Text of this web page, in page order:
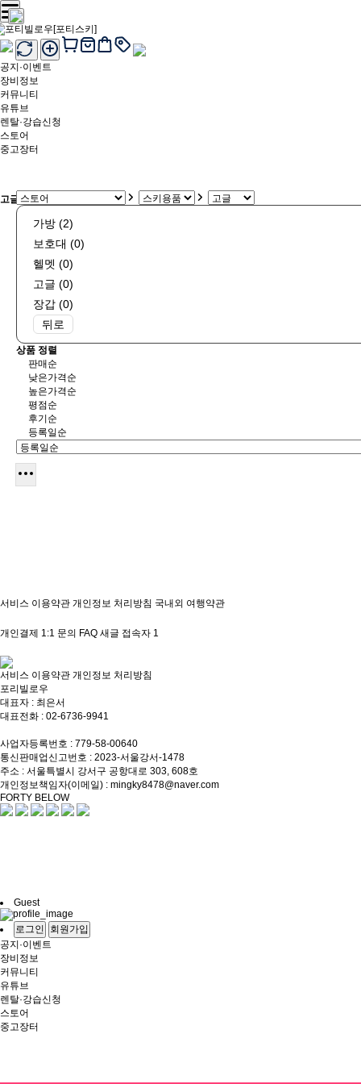
공지·이벤트
장비정보
커뮤니티
유튜브
렌탈·강습신청
스토어
중고장터
고글 상품리스트
가방 (2)
보호대 (0)
헬멧 (0)
고글 (0)
장갑 (0)
뒤로
상품 정렬
판매순
낮은가격순
높은가격순
평점순
후기순
등록일순
서비스 이용약관 개인정보 처리방침 국내외 여행약관
개인결제 1:1 문의 FAQ 새글 접속자 1
서비스 이용약관 개인정보 처리방침
포리빌로우
대표자 : 최은서
대표전화 : 02-6736-9941
사업자등록번호 : 779-58-00640
통신판매업신고번호 : 2023-서울강서-1478
주소 : 서울특별시 강서구 공항대로 303, 608호
개인정보책임자(이메일) : mingky8478@naver.com
FORTY BELOW
Guest
로그인
회원가입
공지·이벤트
장비정보
커뮤니티
유튜브
렌탈·강습신청
스토어
중고장터